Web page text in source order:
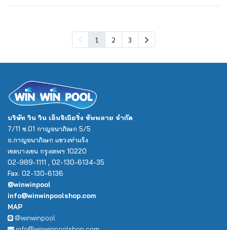
1 2 3
บริษัท วิน วิน เอ็นจิเนียริ่ง ซัพพลาย จำกัด
7/11 ซ.01 กาญจนาภิเษก 5/5
ถ.กาญจนาภิเษก แขวงท่าแร้ง
เขตบางเขน กรุงเทพฯ 10220
02-989-1111 , 02-130-6134-35
Fax. 02-130-6136
@winwinpool
info@winwinpoolshop.com
MAP
@winwinpool